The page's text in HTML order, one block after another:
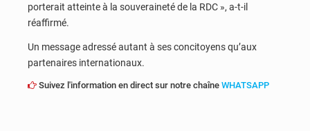
porterait atteinte à la souveraineté de la RDC », a-t-il
réaffirmé.
Un message adressé autant à ses concitoyens qu’aux
partenaires internationaux.
Suivez l'information en direct sur notre chaîne WHATSAPP